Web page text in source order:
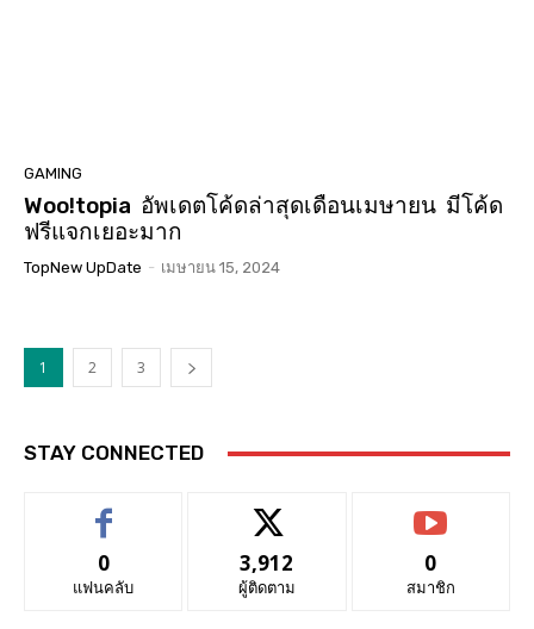
GAMING
Woo!topia อัพเดตโค้ดล่าสุดเดือนเมษายน มีโค้ด
ฟรีแจกเยอะมาก
TopNew UpDate - เมษายน 15, 2024
1 2 3
STAY CONNECTED
0
แฟนคลับ
3,912
ผู้ติดตาม
0
สมาชิก